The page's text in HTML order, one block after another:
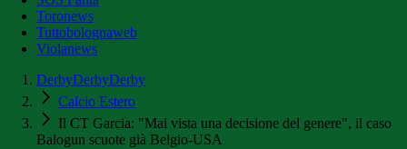
Toronews
Tuttobolognaweb
Violanews
DerbyDerbyDerby
Calcio Estero
Il CT Garcia: "Mai vista una decisione del genere", il caso
Balogun scuote già Belgio-USA